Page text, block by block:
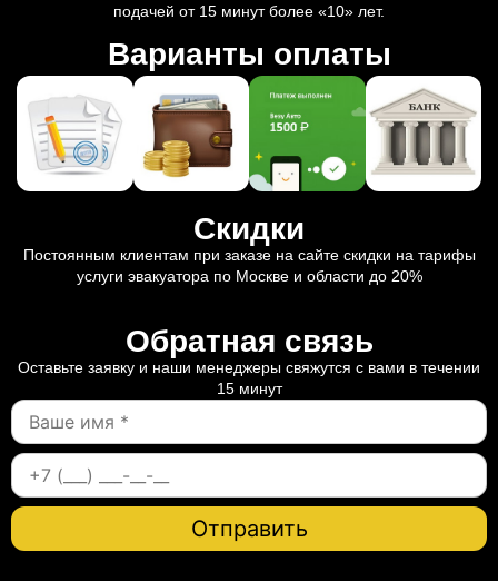
подачей от 15 минут более «10» лет.
Варианты оплаты
Скидки
Постоянным клиентам при заказе на сайте скидки на тарифы
услуги эвакуатора по Москве и области до 20%
Обратная связь
Оставьте заявку и наши менеджеры свяжутся с вами в течении
15 минут